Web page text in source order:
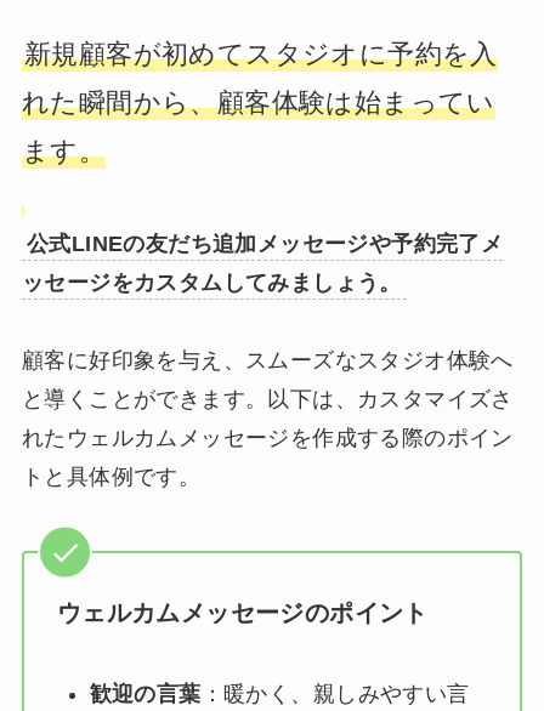
新規顧客が初めてスタジオに予約を入
れた瞬間から、顧客体験は始まってい
ます。
公式LINEの友だち追加メッセージや予約完了メ
ッセージをカスタムしてみましょう。
顧客に好印象を与え、スムーズなスタジオ体験へ
と導くことができます。以下は、カスタマイズさ
れたウェルカムメッセージを作成する際のポイン
トと具体例です。
ウェルカムメッセージのポイント
歓迎の言葉 ：暖かく、親しみやすい言